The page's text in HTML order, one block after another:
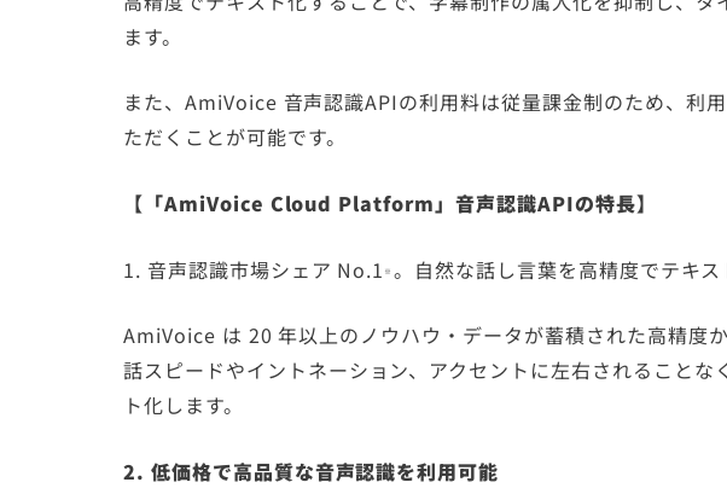
ます。
また、AmiVoice 音声認識APIの利用料は従量課金制のため、利
ただくことが可能です。
【「AmiVoice Cloud Platform」音声認識APIの特長】
1. 音声認識市場シェア No.1 ※ 。自然な話し言葉を高精度でテキス
AmiVoice は 20 年以上のノウハウ・データが蓄積された高精度
話スピードやイントネーション、アクセントに左右されること
ト化します。
2. 低価格で高品質な音声認識を利用可能